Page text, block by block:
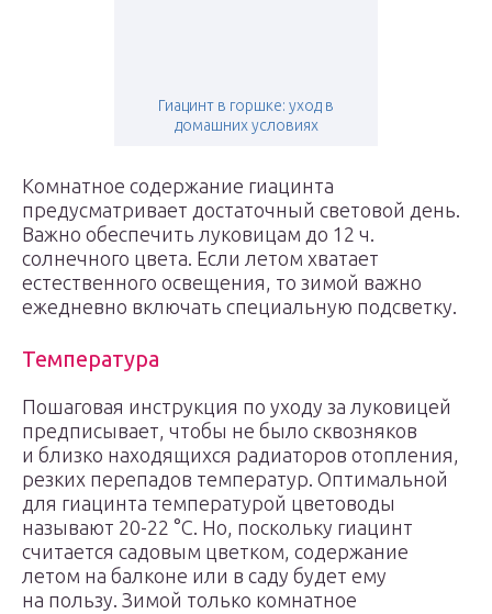
Гиацинт в горшке: уход в
домашних условиях
Комнатное содержание гиацинта
предусматривает достаточный световой день.
Важно обеспечить луковицам до 12 ч.
солнечного цвета. Если летом хватает
естественного освещения, то зимой важно
ежедневно включать специальную подсветку.
Температура
Пошаговая инструкция по уходу за луковицей
предписывает, чтобы не было сквозняков
и близко находящихся радиаторов отопления,
резких перепадов температур. Оптимальной
для гиацинта температурой цветоводы
называют 20-22 °С. Но, поскольку гиацинт
считается садовым цветком, содержание
летом на балконе или в саду будет ему
на пользу. Зимой только комнатное